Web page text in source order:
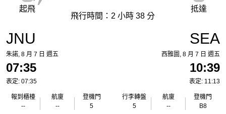
JNU
朱諾, 8 月 7 日 週五
07:35
表定: 07:35
報到櫃檯
--
航廈
--
登機門
5
起飛
飛行時間：2 小時 38 分
抵達
SEA
西雅圖, 8 月 7 日 週五
10:39
表定: 11:13
行李轉盤
5
航廈
--
登機門
B8